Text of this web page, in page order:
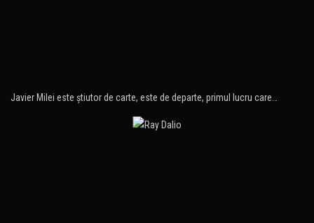
Javier Milei este ştiutor de carte, este de departe, primul lucru care…